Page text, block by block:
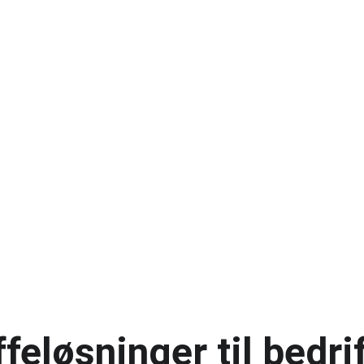
til